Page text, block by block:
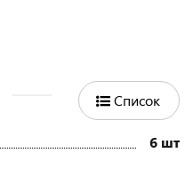
Список
6 шт